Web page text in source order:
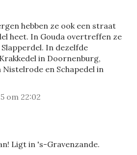
hebben ze ook een straat
heet. In Gouda overtreffen ze
In dezelfde
in Doornenburg,
Nistelrode en Schapedel in
om 22:02
Ligt in 's-Gravenzande.